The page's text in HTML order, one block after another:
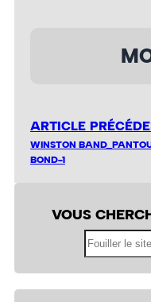
ARTICLE
WINSTON
BOND-1
VOUS